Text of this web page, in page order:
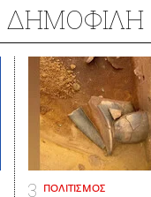
ΔΗΜΟΦΙΛΗ
ΠΟΛΙΤΙΣΜΟΣ